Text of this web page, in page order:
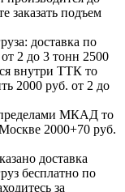
заказать подъем
доставка по
2 до 3 тонн 2500
внутри ТТК то
2000 руб. от 2 до
пределами МКАД то
2000+70 руб.
доставка
бесплатно по
за